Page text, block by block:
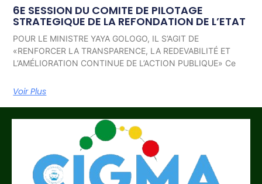
6E SESSION DU COMITE DE PILOTAGE
STRATEGIQUE DE LA REFONDATION DE L’ETAT
POUR LE MINISTRE YAYA GOLOGO, IL S’AGIT DE
«RENFORCER LA TRANSPARENCE, LA REDEVABILITÉ ET
L’AMÉLIORATION CONTINUE DE L’ACTION PUBLIQUE» Ce
Voir Plus